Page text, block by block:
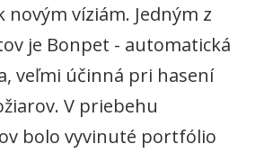
novým víziám. Jedným z
je Bonpet - automatická
veľmi účinná pri hasení
V priebehu
bolo vyvinuté portfólio